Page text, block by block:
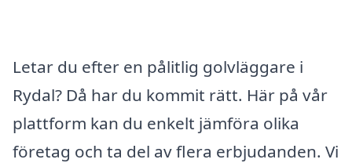
Letar du efter en pålitlig golvläggare i
Rydal? Då har du kommit rätt. Här på vår
plattform kan du enkelt jämföra olika
företag och ta del av flera erbjudanden. Vi